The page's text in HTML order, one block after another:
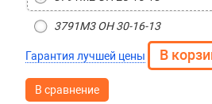
3791М3 ОН 30-16-13
Гарантия лучшей цены
В сравнение